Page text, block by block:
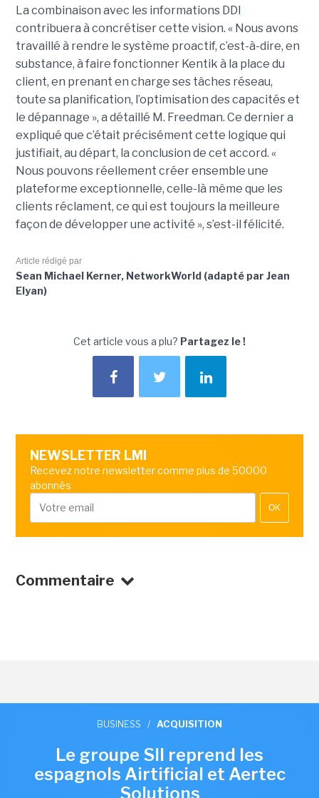
La combinaison avec les informations DDI
contribuera à concrétiser cette vision. « Nous avons
travaillé à rendre le système proactif, c’est-à-dire, en
substance, à faire fonctionner Kentik à la place du
client, en prenant en charge ses tâches réseau,
toute sa planification, l’optimisation des capacités et
le dépannage », a détaillé M. Freedman. Ce dernier a
expliqué que c’était précisément cette logique qui
justifiait, au départ, la conclusion de cet accord. «
Nous pouvons réellement créer ensemble une
plateforme exceptionnelle, celle-là même que les
clients réclament, ce qui est toujours la meilleure
façon de développer une activité », s’est-il félicité.
Article rédigé par
Sean Michael Kerner, NetworkWorld (adapté par Jean
Elyan)
Cet article vous a plu? Partagez le !
NEWSLETTER LMI
Recevez notre newsletter comme plus de 50000
abonnés
OK
Commentaire
BUSINESS / ACQUISITION
Le groupe SII reprend les
espagnols Airtificial et Aertec
Solutions